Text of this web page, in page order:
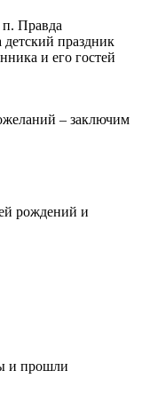
Правда
детский праздник
и его гостей
– заключим
рождений и
и прошли